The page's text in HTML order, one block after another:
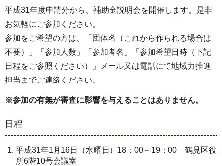
平成31年度申請分から、補助金説明会を開催します。是非
お気軽にご参加ください。
参加をご希望の方は、「団体名（これから作られる場合は
不要）」「参加人数」「参加者名」「参加希望日時（下記
日程をご参照ください）」メール又は電話にて地域力推進
担当までご連絡ください。
※参加の有無が審査に影響を与えることはありません。
日程
平成31年1月16日（水曜日）18：00～19：00 鶴見区役
所6階10号会議室